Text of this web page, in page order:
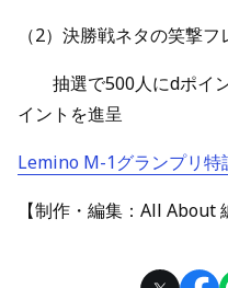
（2）決勝戦ネタの笑撃
抽選で500人にdポイン
イントを進呈
Lemino M-1グランプリ特
【制作・編集：All About